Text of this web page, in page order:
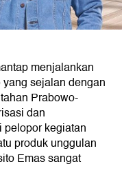
menjalankan
sejalan dengan
Prabowo-
dan
kegiatan
produk unggulan
Emas sangat